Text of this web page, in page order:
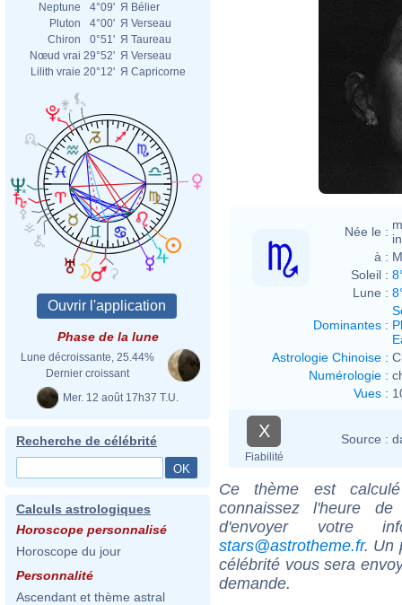
Neptune
4°09' Я Bélier
Pluton
4°00' Я Verseau
Chiron
0°51' Я Taureau
Nœud vrai 29°52' Я Verseau
Lilith vraie 20°12' Я Capricorne
Phase de la lune
Lune décroissante, 25.44%
Dernier croissant
Mer. 12 août 17h37 T.U.
Recherche de célébrité
Calculs astrologiques
Horoscope personnalisé
Horoscope du jour
Personnalité
Ascendant et thème astral
Née le :
à :
Soleil :
Lune :
Dominantes :
Astrologie Chinoise :
Numérologie :
Vues :
X
Fiabilité
Source :
Ce thème est
connaissez l'heure
d'envoyer votre
stars@astrotheme.fr. Un
célébrité vous sera
demande.